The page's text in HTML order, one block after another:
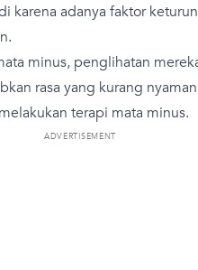
karena adanya faktor
minus, penglihatan
rasa yang kurang
terapi mata minus.
ADVERTISEMENT